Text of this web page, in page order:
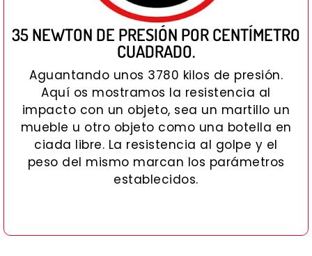
35 NEWTON DE PRESIÓN POR CENTÍMETRO
CUADRADO.
Aguantando unos 3780 kilos de presión.
Aquí os mostramos la resistencia al
impacto con un objeto, sea un martillo un
mueble u otro objeto como una botella en
ciada libre. La resistencia al golpe y el
peso del mismo marcan los parámetros
establecidos.